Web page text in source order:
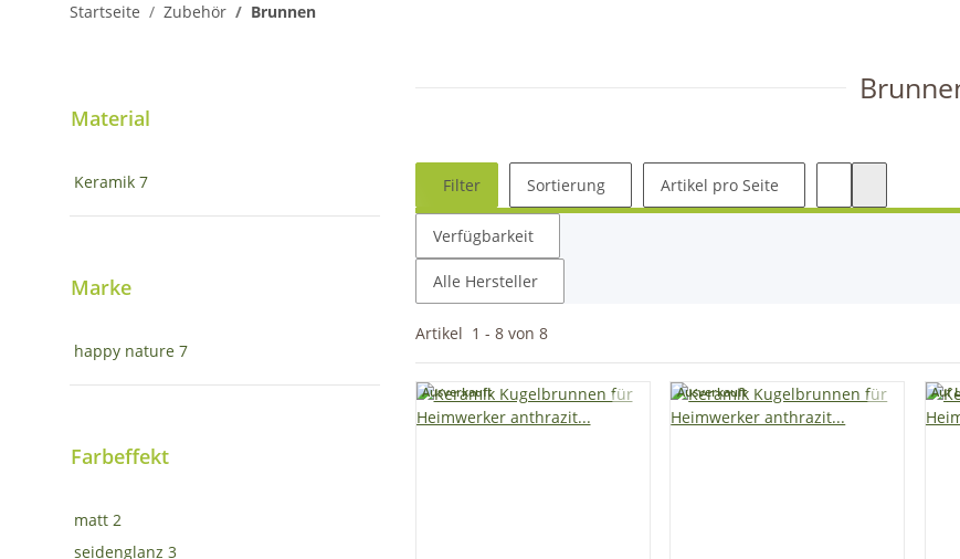
Startseite
Zubehör Brunnen
Filter Sortierung Artikel pro Seite
Verfügbarkeit
Alle Hersteller
Artikel 1 - 8von 8
Ausverkauft Ausverkauft Auf
Material
Keramik 7
Marke
happy nature 7
Farbeffekt
matt 2
seidenglanz 3